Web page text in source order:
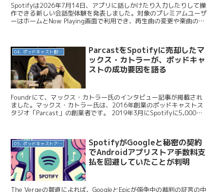
Spotifyは2026年7月14日、アプリに話しかけたり入力したりして操
作できる新しい会話型体験を発表しました。対象のプレミアムユーザ
ーはホームとNow Playing画面で利用でき、再生曲の変更や楽曲の背
04. ポッドキャスト配信・制作等
ParcastをSpotifyに売却したマ
ックス・カトラーが、ポッドキャ
ストの成功要因を語る
Foundrにて、マックス・カトラー氏のインタビュー記事が掲載され
ました。マックス・カトラー氏は、2016年創業のポッドキャストス
タジオ「Parcast」の創業者です。 2019年3月にSpotifyに5,000万
05. ポッドキャストアプリ
SpotifyがGoogleと秘密の契約
でAndroidアプリストア手数料支
払を回避していたことが判明
The Vergeの報道によれば、GoogleとEpicが係争中の裁判の証言の中